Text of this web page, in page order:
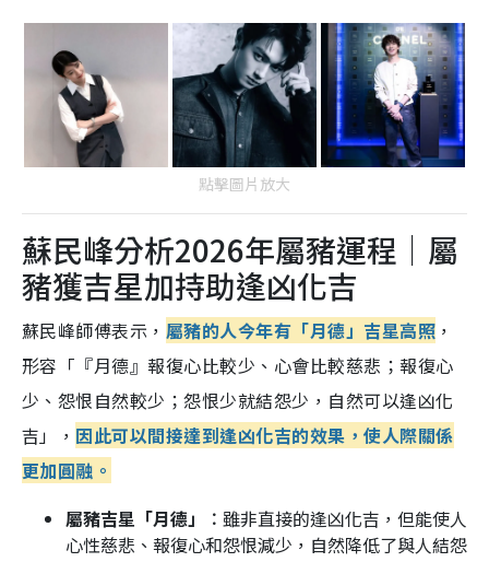
點擊圖片放大
蘇民峰分析2026年屬豬運程｜屬
豬獲吉星加持助逢凶化吉
蘇民峰師傅表示， 屬豬的人今年有「月德」吉星高照 ，
形容「『月德』報復心比較少、心會比較慈悲；報復心
少、怨恨自然較少；怨恨少就結怨少，自然可以逢凶化
吉」， 因此可以間接達到逢凶化吉的效果，使人際關係
更加圓融。
屬豬吉星「月德」︰ 雖非直接的逢凶化吉，但能使人
心性慈悲、報復心和怨恨減少，自然降低了與人結怨